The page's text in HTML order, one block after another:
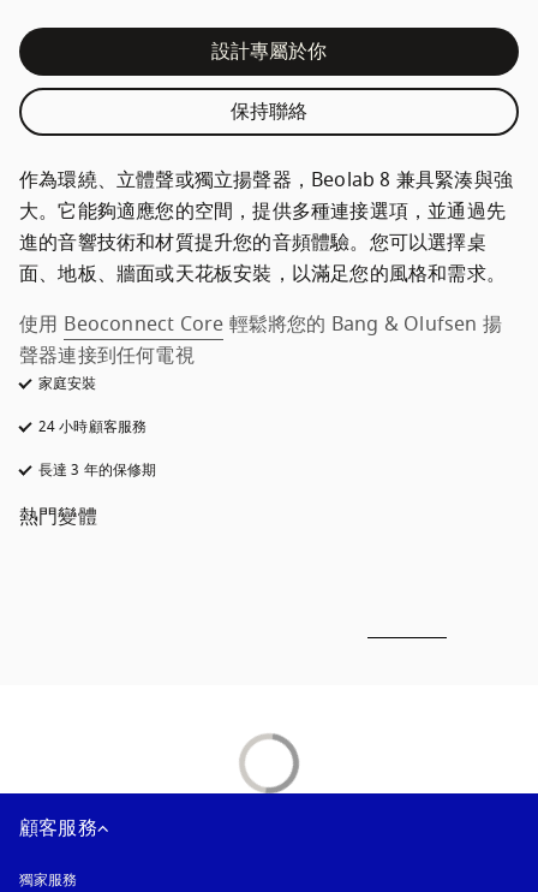
設計專屬於你
保持聯絡
作為環繞、立體聲或獨立揚聲器，Beolab 8 兼具緊湊與強
大。它能夠適應您的空間，提供多種連接選項，並通過先
進的音響技術和材質提升您的音頻體驗。您可以選擇桌
面、地板、牆面或天花板安裝，以滿足您的風格和需求。
使用 Beoconnect Core 輕鬆將您的 Bang & Olufsen 揚
聲器連接到任何電視
家庭安裝
24 小時顧客服務
長達 3 年的保修期
熱門變體
顧客服務
獨家服務